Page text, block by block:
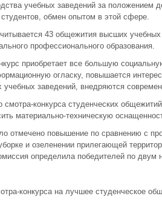
учебных заведений за
обмен опытом в этой сфере.
43 общежития высших
профессионального образования.
приобретает все большую
огласку, повышается
учебных заведений, внедряются
смотра-конкурса студенческих
материально-техническую
отмечено повышение по сравнению с
и озеленении прилегающей
определила победителей по двум
конкурса на лучшее студенческое